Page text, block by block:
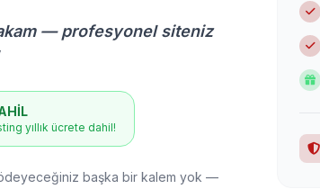
— profesyonel siteniz
yıllık ücrete dahil!
ödeyeceğiniz başka bir kalem yok —